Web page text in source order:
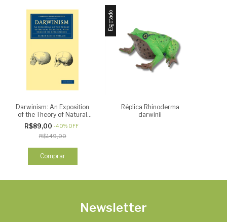
Darwinism: An Exposition
of the Theory of Natural
Selection, with Some of Its
Applications
R$89,00-40% OFF
R$149,00
Comprar
Esgotado
Réplica Rhinoderma
darwinii
Newsletter